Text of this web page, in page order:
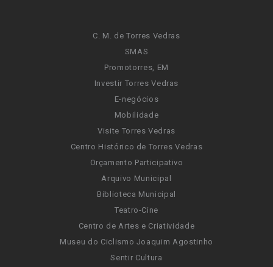
C. M. de Torres Vedras
SMAS
Promotorres, EM
Investir Torres Vedras
E-negócios
Mobilidade
Visite Torres Vedras
Centro Histórico de Torres Vedras
Orçamento Participativo
Arquivo Municipal
Biblioteca Municipal
Teatro-Cine
Centro de Artes e Criatividade
Museu do Ciclismo Joaquim Agostinho
Sentir Cultura